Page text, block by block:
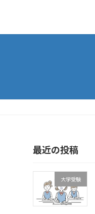
最近の投稿
大学受験